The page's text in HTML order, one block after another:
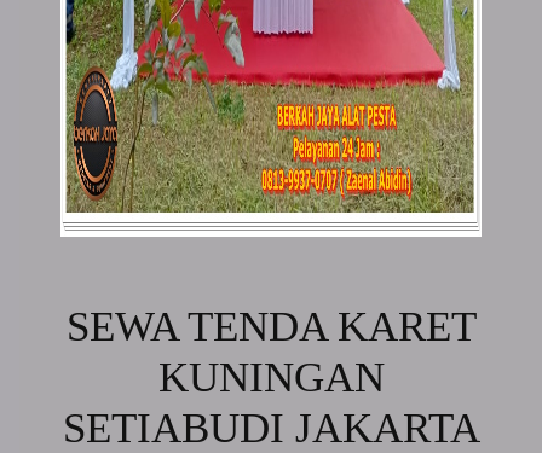
SEWA TENDA KARET
KUNINGAN
SETIABUDI JAKARTA